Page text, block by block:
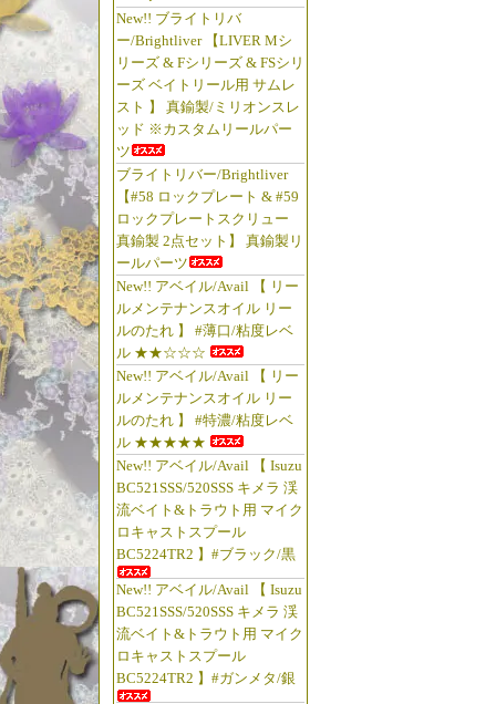
New!! ブライトリバ
ー/Brightliver 【LIVER Mシ
リーズ & Fシリーズ & FSシリ
ーズ ベイトリール用 サムレ
スト 】 真鍮製/ミリオンスレ
ッド ※カスタムリールパー
ツ
ブライトリバー/Brightliver
【#58 ロックプレート & #59
ロックプレートスクリュー
真鍮製 2点セット】 真鍮製リ
ールパーツ
New!! アベイル/Avail 【 リー
ルメンテナンスオイル リー
ルのたれ 】 #薄口/粘度レベ
ル ★★☆☆☆
New!! アベイル/Avail 【 リー
ルメンテナンスオイル リー
ルのたれ 】 #特濃/粘度レベ
ル ★★★★★
New!! アベイル/Avail 【 Isuzu
BC521SSS/520SSS キメラ 渓
流ベイト&トラウト用 マイク
ロキャストスプール
BC5224TR2 】#ブラック/黒
New!! アベイル/Avail 【 Isuzu
BC521SSS/520SSS キメラ 渓
流ベイト&トラウト用 マイク
ロキャストスプール
BC5224TR2 】#ガンメタ/銀